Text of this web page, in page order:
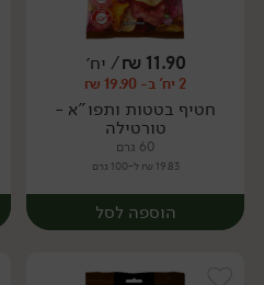
יח׳
11.90
₪/ יח׳
2 יח' ב- 19.90 ₪
חטיף בטטות ותפו"א -
טורטילה
60 גרם
19.83 ₪ ל-100 גרם
הוספה לסל